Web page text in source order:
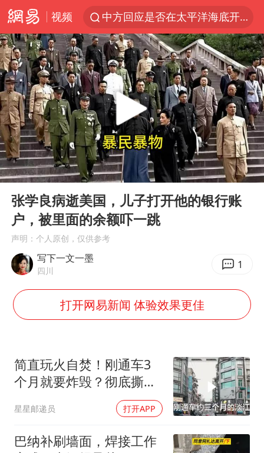
视频
中方回应是否在太平洋海底开采稀土
宇树科技发行价格150.80元/股
外交部发言人就广岛核爆81周年等答记者问
吉林一“温度计大楼”读数爆表
台风白海豚影响中国已成定局
法国下周开始禁止未经同意的电话营销
多地要求领导干部带头休假
27岁女子成组织卖淫集团主犯被通缉
我国编制完成新版全月地质图
U17国足1分钟轰2球
中国“五箭齐发”反制美国
女子利用漏洞0元薅走3000多件家电
泰国一女公务员妆容引争议 本人回应
郑国霖回应去景区上班被保安拦下
80后女柜员逆袭成4200亿银行副行长
奋进开新局 实干挑大梁
Play
00:00 12:57
张学良病逝美国，儿子打开他的银行账
户，被里面的余额吓一跳
声明：个人原创，仅供参考
写下一文一墨
四川 1
打开网易新闻 体验效果更佳
简直玩火自焚！刚通车3
个月就要炸毁？彻底撕下
星星邮递员 打开APP
巴纳补刷墙面，焊接工作